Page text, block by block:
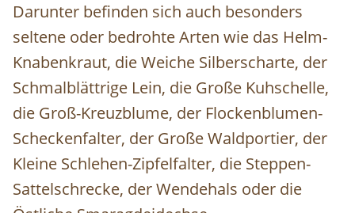
Darunter befinden sich auch besonders
seltene oder bedrohte Arten wie das Helm-
Knabenkraut, die Weiche Silberscharte, der
Schmalblättrige Lein, die Große Kuhschelle,
die Groß-Kreuzblume, der Flockenblumen-
Scheckenfalter, der Große Waldportier, der
Kleine Schlehen-Zipfelfalter, die Steppen-
Sattelschrecke, der Wendehals oder die